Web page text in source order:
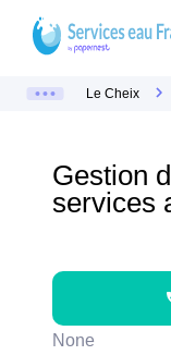
Le Cheix
Gestion
services
None